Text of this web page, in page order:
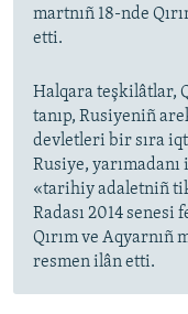
martnıñ 18-nde
etti.
Halqara teşkilâtlar,
tanıp, Rusiyeniñ
devletleri bir sıra
Rusiye,
«tarihiy adaletniñ
Radası 2014
Qırım ve Aqyarnıñ
resmen ilân etti.